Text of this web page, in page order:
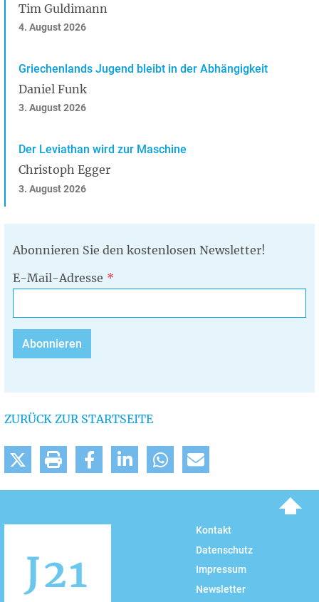
Tim Guldimann
4. August 2026
Griechenlands Jugend bleibt in der Abhängigkeit
Daniel Funk
3. August 2026
Der Leviathan wird zur Maschine
Christoph Egger
3. August 2026
Abonnieren Sie den kostenlosen Newsletter!
E-Mail-Adresse
ZURÜCK ZUR STARTSEITE
Kontakt
Datenschutz
Impressum
Newsletter